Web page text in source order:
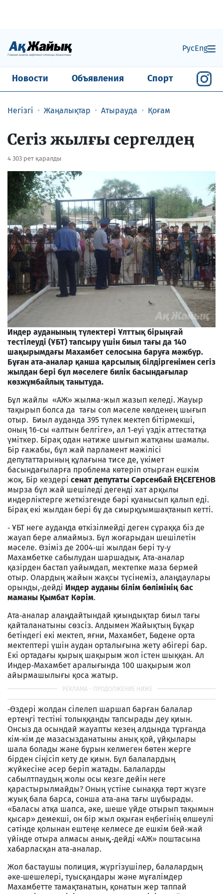
РусEng
Новости Объявления Спорт
Негізгі Жаңалықтар Атырауда Қоғам
Сегіз жылғы сергелдең
4 303 рет қаралды
Индер ауданының түлектері Ұлттық бірыңғай
тестілеуді (ҰБТ) тапсыру үшін биыл тағы да 140
шақырымдағы Махамбет селосына баруға мәжбүр.
Бұған ата‑аналар қанша қарсылық білдіргенімен сегіз
жылдан бері бұл мәселеге билік басындағылар
көзжұмбайлық танытуда.
Бұл жайлы «АЖ» жылма-жыл жазып келеді. Жауыр
тақырып болса да тағы сол мәселе көлденең шығып
отыр. Биыл ауданда 395 түлек мектеп бітірмекші,
оның 16‑сы «алтын белгіге», ал 1‑еуі үздік аттестатқа
үміткер. Бірақ одан нәтиже шығып жатқаны шамалы.
Бір ғажабы, бұл жай парламент мәжілісі
депутаттарының құлағына тисе де, үкімет
басындағыларға проблема көтеріп отырған ешкім
жоқ. Бір кездері сенат депутаты Сәрсенбай ЕҢСЕГЕНОВ
мырза бұл жай шешіледі дегенді хат арқылы
индерліктерге жеткізгенде бәрі қуанысып қалып еді.
Бірақ екі жылдан бері бұ да сиырқұымшақтанып кетті.
‑ ҰБТ неге ауданда өткізілмейді деген сұраққа біз де
жауап бере алмаймыз. Бұл жоғарыдан шешілетін
мәселе. Өзіміз де 2004‑ші жылдан бері ту‑у
Махамбетке сабылудан шаршадық. Ата‑аналар
қазірден бастап уайымдап, мектепке маза бермей
отыр. Олардың жайын жақсы түсінеміз, алаңдаулары
орынды,‑дейді Индер ауданы білім бөлімінің бас
маманы Қымбат Кәрім.
Ата‑аналар алаңдайтындай қиындықтар биыл тағы
қайталанатыны сөзсіз. Алдымен Жайықтың Бұқар
бетіндегі екі мектеп, яғни, Махамбет, Бөдене орта
мектептері үшін аудан орталығына жету әбігері бар.
Екі ортадағы қырық шақырым жол істен шыққан. Ал
Индер‑Махамбет аралығында 100 шақырым жол
айырмашылығы қоса жатыр.
‑Өздері жолдан сілелеп шаршап барған балалар
ертеңгі тестіні толыққанды тапсырады деу қиын.
Онсыз да осындай жауапты кезең алдында тұрғанда
кім‑кім де мазасызданатыны анық қой, ұйқылары
шала болады және бұрын келмеген бөтен жерге
бірден сіңісіп кету де қиын. Бұл балалардың
жүйкесіне әсер беріп жатады. Балаларды
сабылтпаудың жолы осы кезге дейін неге
қарастырылмайды? Оның үстіне сынаққа төрт жүзге
жуық бала барса, сонша ата‑ана тағы шұбырады.
«Баласы атқа шапса, әке, шеше үйде отырып тақымын
қысар» демекші, он бір жыл оқыған еңбегінің өлшеулі
сәтінде қолынан ештеңе келмесе де ешкім бей‑жай
үйінде отыра алмасы анық,‑дейді «АЖ» поштасына
хабарласқан ата‑аналар.
Жол бастаушы полиция, жүргізушілер, балалардың
әке‑шешелері, туысқандары және мұғалімдер
Махамбетте тамақтанатын, қонатын жер таппай